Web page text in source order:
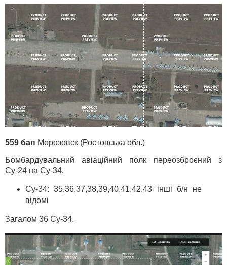
559 бап Морозовск (Ростовська обл.)
Бомбардувальний авіаційний полк переозброєний з
Су-24 на Су-34.
Су-34: 35,36,37,38,39,40,41,42,43 інші б/н не
відомі
Загалом 36 Су-34.